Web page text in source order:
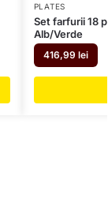
PLATES
Set farfurii 18
Alb/Verde
416,99 lei